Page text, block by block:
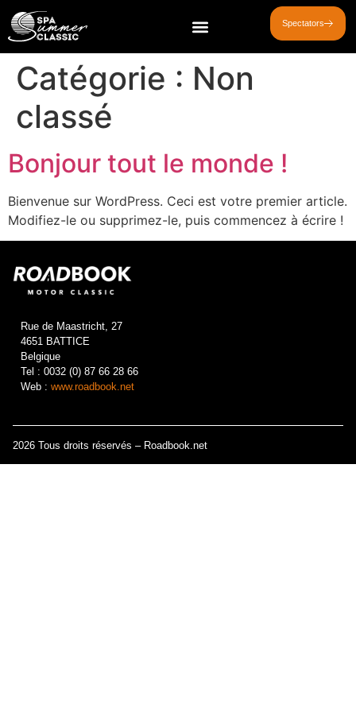
Spectators
Catégorie : Non
classé
Bonjour tout le monde !
Bienvenue sur WordPress. Ceci est votre premier article.
Modifiez-le ou supprimez-le, puis commencez à écrire !
Rue de Maastricht, 27
4651 BATTICE
Belgique
Tel : 0032 (0) 87 66 28 66
Web : www.roadbook.net
2026 Tous droits réservés – Roadbook.net